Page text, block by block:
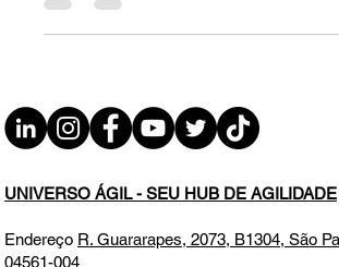
Feliz Páscoa ÁGIL 2025
UNIVERSO ÁGIL - SEU HUB DE AGILIDADE